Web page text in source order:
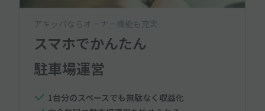
アキッパならオーナー機能も充実
スマホでかんたん
駐車場運営
1台分のスペースでも無駄なく収益化